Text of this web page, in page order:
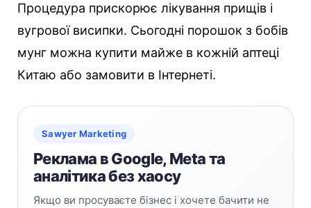
Процедура прискорює лікування прищів і
вугрової висипки. Сьогодні порошок з бобів
мунг можна купити майже в кожній аптеці
Китаю або замовити в Інтернеті.
Sawyer Marketing
Реклама в Google, Meta та
аналітика без хаосу
Якщо ви просуваєте бізнес і хочете бачити не